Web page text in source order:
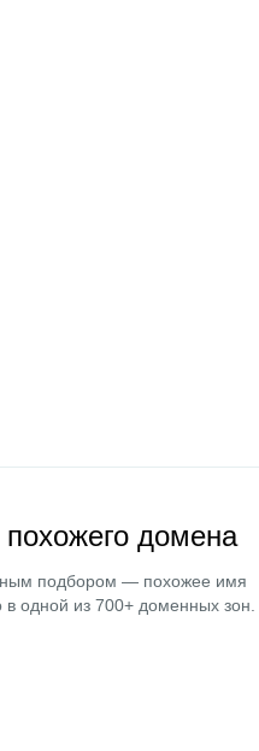
похожего домена
подбором — похожее имя
одной из 700+ доменных зон.